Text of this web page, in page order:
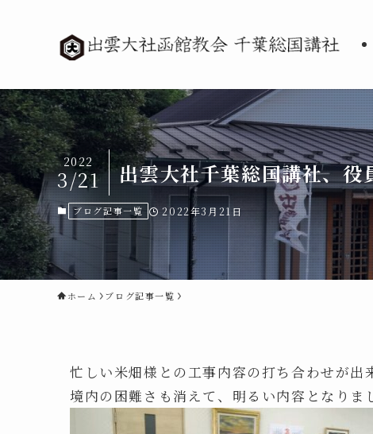
出雲大社千葉総国講社、
2022
3/21
ブログ記事一覧 2022年3月21日
ホーム ブログ記事一覧
忙しい米畑様との工事内容の打ち合わせが出
境内の困難さも消えて、明るい内容となりま